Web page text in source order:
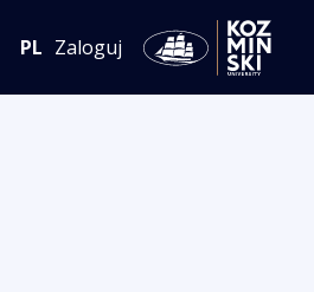
PL Zaloguj